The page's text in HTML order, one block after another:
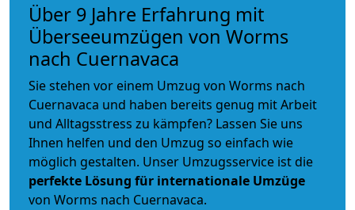
Über 9 Jahre Erfahrung mit
Überseeumzügen von Worms
nach Cuernavaca
Sie stehen vor einem Umzug von Worms nach
Cuernavaca und haben bereits genug mit Arbeit
und Alltagsstress zu kämpfen? Lassen Sie uns
Ihnen helfen und den Umzug so einfach wie
möglich gestalten. Unser Umzugsservice ist die
perfekte Lösung für internationale Umzüge
von Worms nach Cuernavaca.